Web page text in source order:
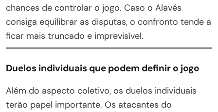
chances de controlar o jogo. Caso o Alavés
consiga equilibrar as disputas, o confronto tende a
ficar mais truncado e imprevisível.
Duelos individuais que podem definir o jogo
Além do aspecto coletivo, os duelos individuais
terão papel importante. Os atacantes do